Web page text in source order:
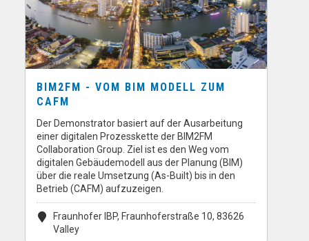
BIM2FM - VOM BIM MODELL ZUM
CAFM
Der Demonstrator basiert auf der Ausarbeitung
einer digitalen Prozesskette der BIM2FM
Collaboration Group. Ziel ist es den Weg vom
digitalen Gebäudemodell aus der Planung (BIM)
über die reale Umsetzung (As-Built) bis in den
Betrieb (CAFM) aufzuzeigen.
Fraunhofer IBP, Fraunhoferstraße 10, 83626
Valley